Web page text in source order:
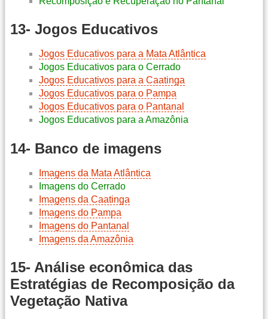
13- Jogos Educativos
Jogos Educativos para a Mata Atlântica
Jogos Educativos para o Cerrado
Jogos Educativos para a Caatinga
Jogos Educativos para o Pampa
Jogos Educativos para o Pantanal
Jogos Educativos para a Amazônia
14- Banco de imagens
Imagens da Mata Atlântica
Imagens do Cerrado
Imagens da Caatinga
Imagens do Pampa
Imagens do Pantanal
Imagens da Amazônia
15- Análise econômica das
Estratégias de Recomposição da
Vegetação Nativa